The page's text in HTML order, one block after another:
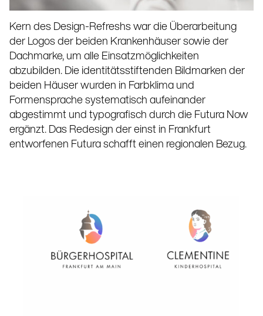
Kern des Design-Refreshs war die Überarbeitung
der Logos der beiden Krankenhäuser sowie der
Dachmarke, um alle Einsatzmöglichkeiten
abzubilden. Die identitätsstiftenden Bildmarken der
beiden Häuser wurden in Farbklima und
Formensprache systematisch aufeinander
abgestimmt und typografisch durch die Futura Now
ergänzt. Das Redesign der einst in Frankfurt
entworfenen Futura schafft einen regionalen Bezug.